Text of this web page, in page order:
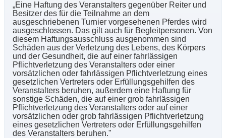
„Eine Haftung des Veranstalters gegenüber Reiter und
Besitzer des für die Teilnahme an dem
ausgeschriebenen Turnier vorgesehenen Pferdes wird
ausgeschlossen. Das gilt auch für Begleitpersonen. Von
diesem Haftungsausschluss ausgenommen sind
Schäden aus der Verletzung des Lebens, des Körpers
und der Gesundheit, die auf einer fahrlässigen
Pflichtverletzung des Veranstalters oder einer
vorsätzlichen oder fahrlässigen Pflichtverletzung eines
gesetzlichen Vertreters oder Erfüllungsgehilfen des
Veranstalters beruhen, außerdem eine Haftung für
sonstige Schäden, die auf einer grob fahrlässigen
Pflichtverletzung des Veranstalters oder auf einer
vorsätzlichen oder grob fahrlässigen Pflichtverletzung
eines gesetzlichen Vertreters oder Erfüllungsgehilfen
des Veranstalters beruhen."